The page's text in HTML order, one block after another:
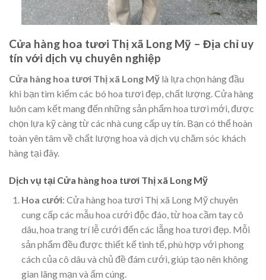
Cửa hàng hoa tươi Thị xã Long Mỹ – Địa chỉ uy
tín với dịch vụ chuyên nghiệp
Cửa hàng hoa tươi Thị xã Long Mỹ là lựa chọn hàng đầu
khi bạn tìm kiếm các bó hoa tươi đẹp, chất lượng. Cửa hàng
luôn cam kết mang đến những sản phẩm hoa tươi mới, được
chọn lựa kỹ càng từ các nhà cung cấp uy tín. Bạn có thể hoàn
toàn yên tâm về chất lượng hoa và dịch vụ chăm sóc khách
hàng tại đây.
Dịch vụ tại Cửa hàng hoa tươi Thị xã Long Mỹ
Hoa cưới: Cửa hàng hoa tươi Thị xã Long Mỹ chuyên
cung cấp các mẫu hoa cưới độc đáo, từ hoa cầm tay cô
dâu, hoa trang trí lễ cưới đến các lẵng hoa tươi đẹp. Mỗi
sản phẩm đều được thiết kế tinh tế, phù hợp với phong
cách của cô dâu và chủ đề đám cưới, giúp tạo nên không
gian lãng mạn và ấm cúng.